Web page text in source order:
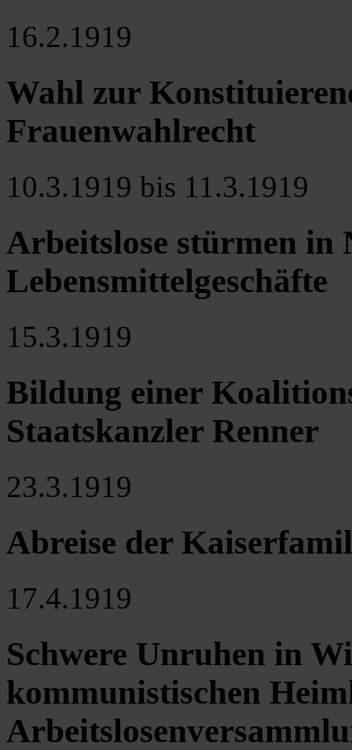
16.2.1919
Wahl zur
Frauenwahlrecht
10.3.1919 bis 11.3.1919
Arbeitslose stürmen in
Lebensmittelgeschäfte
15.3.1919
Bildung einer
Staatskanzler Renner
23.3.1919
Abreise der
17.4.1919
Schwere Unruhen in
kommunistischen